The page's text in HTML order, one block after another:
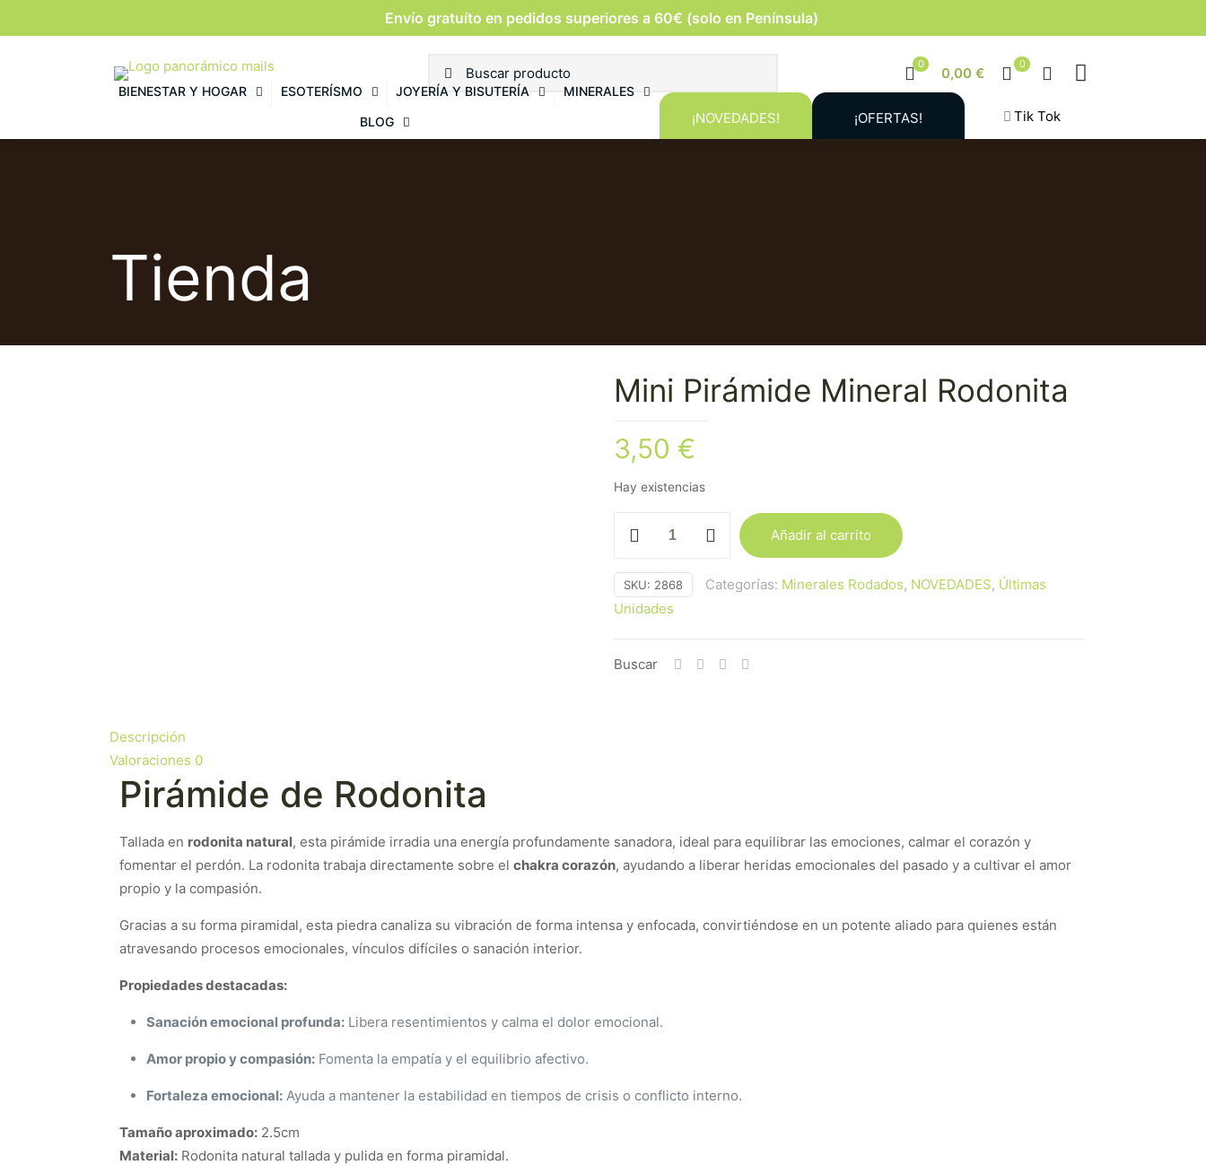
Envío gratuíto en pedidos superiores a 60€ (solo en Península)
0
0,00 €
0
BIENESTAR Y HOGAR ESOTERÍSMO JOYERÍA Y BISUTERÍA
MINERALES
BLOG
¡NOVEDADES! ¡OFERTAS! Tik Tok
Tienda
Mini Pirámide Mineral Rodonita
3,50 €
Hay existencias
Pirámide
Mineral
Rodonita
cantidad
Añadir al carrito
SKU: 2868 Categorías: Minerales Rodados, NOVEDADES, Últimas
Unidades
Buscar
Descripción
Valoraciones 0
Pirámide de Rodonita
Tallada en rodonita natural, esta pirámide irradia una energía profundamente sanadora, ideal para equilibrar las emociones, calmar el corazón y
fomentar el perdón. La rodonita trabaja directamente sobre el chakra corazón, ayudando a liberar heridas emocionales del pasado y a cultivar el amor
propio y la compasión.
Gracias a su forma piramidal, esta piedra canaliza su vibración de forma intensa y enfocada, convirtiéndose en un potente aliado para quienes están
atravesando procesos emocionales, vínculos difíciles o sanación interior.
Propiedades destacadas:
Sanación emocional profunda: Libera resentimientos y calma el dolor emocional.
Amor propio y compasión: Fomenta la empatía y el equilibrio afectivo.
Fortaleza emocional: Ayuda a mantener la estabilidad en tiempos de crisis o conflicto interno.
Tamaño aproximado: 2.5cm
Material: Rodonita natural tallada y pulida en forma piramidal.